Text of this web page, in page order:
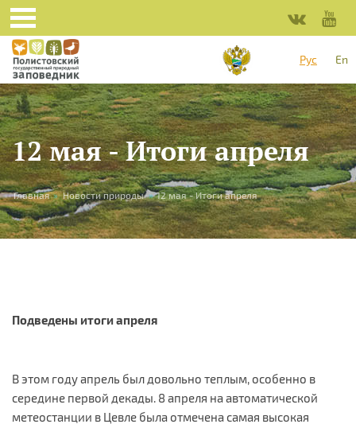
Перейти к основному содержанию
Рус
En
12 мая - Итоги апреля
Вы здесь
Главная » Новости природы » 12 мая - Итоги апреля
Подведены итоги апреля
В этом году апрель был довольно теплым, особенно в
середине первой декады. 8 апреля на автоматической
метеостанции в Цевле была отмечена самая высокая